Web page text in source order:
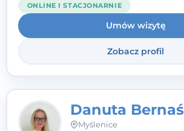
ONLINE I STACJONARNIE
Umów wizytę
Zobacz profil
Danuta Bernaś
Myślenice